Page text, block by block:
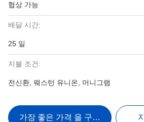
협상 가능
배달 시간:
25 일
지불 조건:
전신환, 웨스턴 유니온, 머니그램
가장 좋은 가격 을 구하라